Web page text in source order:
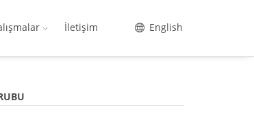
İletişim English